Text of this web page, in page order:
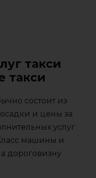
такси
такси
состоит из
и цены за
услуг
машины и
дороговизну